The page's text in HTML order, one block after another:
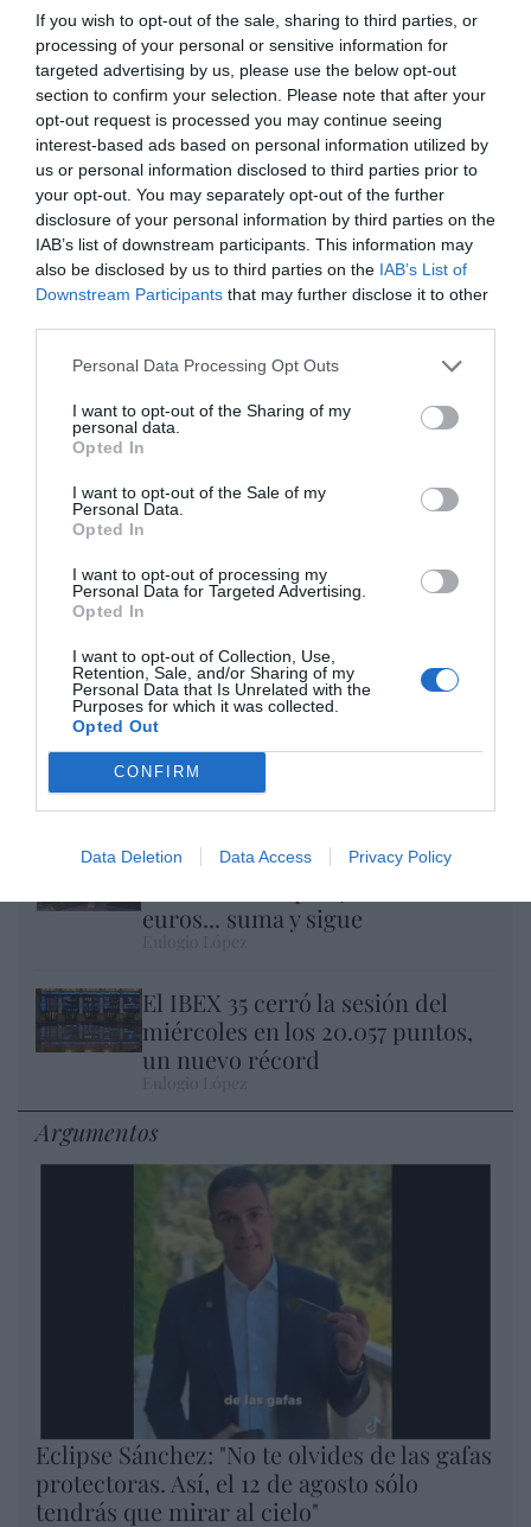
If you wish to opt-out of the sale, sharing to third parties, or
processing of your personal or sensitive information for
targeted advertising by us, please use the below opt-out
section to confirm your selection. Please note that after your
opt-out request is processed you may continue seeing
interest-based ads based on personal information utilized by
us or personal information disclosed to third parties prior to
your opt-out. You may separately opt-out of the further
disclosure of your personal information by third parties on the
IAB’s list of downstream participants. This information may
also be disclosed by us to third parties on the IAB’s List of
Downstream Participants that may further disclose it to other
Personal Data Processing Opt Outs
I want to opt-out of the Sharing of my
personal data.
Opted In
I want to opt-out of the Sale of my
Personal Data.
Opted In
I want to opt-out of processing my
Personal Data for Targeted Advertising.
Opted In
I want to opt-out of Collection, Use,
Retention, Sale, and/or Sharing of my
Personal Data that Is Unrelated with the
Purposes for which it was collected.
Opted Out
CONFIRM
Data Deletion Data Access Privacy Policy
Artículos anteriores
DIARIO DE LA CORRUPCIÓN SANCHISTA
Diario de la corrupción sanchista. Hazte
Oír se manifiesta delante de La Mareta:
“Pedro Sánchez es un criminal”
por Redacción
Artículos anteriores
Enormes minucias
por Eulogio López
Nokia, Ericsson... Huawei: lo que importan
son las patentes
Eulogio López
Isabel Pantoja pierde dos pleitos
euros... suma y sigue
El IBEX 35 cerró la sesión del
miércoles en los 20.057 puntos,
un nuevo récord
Argumentos
Eclipse Sánchez: "No te olvides de las gafas
protectoras. Así, el 12 de agosto sólo
tendrás que mirar al cielo"